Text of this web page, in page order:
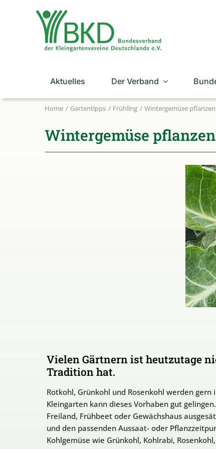
Aktuelles Der Verband
Home Gartentipps Frühling Wintergemüse pflanzen
Wintergemüse pflanzen
Vielen Gärtnern ist heutzutage
Tradition hat.
Rotkohl, Grünkohl und Rosenkohl werden
Kleingarten kann dieses Vorhaben gut
Freiland, Frühbeet oder Gewächshaus
und den passenden Aussaat- oder
Kohlgemüse wie Grünkohl, Kohlrabi,